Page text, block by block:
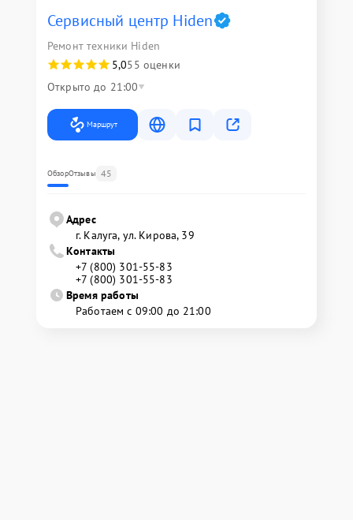
Сервисный центр Hiden
Ремонт техники Hiden
5,055 оценки
Открыто до 21:00
Маршрут
ОбзорОтзывы 45
Адрес
г. Калуга, ул. Кирова, 39
Контакты
+7 (800) 301-55-83
+7 (800) 301-55-83
Время работы
Работаем с 09:00 до 21:00